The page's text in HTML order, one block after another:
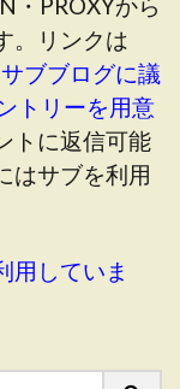
。リンクは
サブブログに議
トリーを用意
トに返信可能
はサブを利用
用していま